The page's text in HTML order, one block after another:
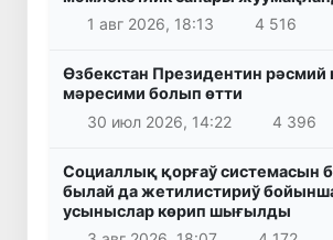
1 авг 2026, 18:13
4 516
Өзбекстан Президентин рәсмий
мәресими болып өтти
30 июл 2026, 14:22
4 396
Социаллық қорғаў системасын
былай да жетилистириў
усыныслар көрип шығылды